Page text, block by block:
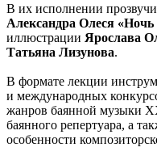
В их исполнении
Александра Олеся «Ночь
иллюстрации Ярослава
Татьяна Лизунова.
В формате лекции
и международных
жанров баянной музыки
баянного репертуара, а
особенности